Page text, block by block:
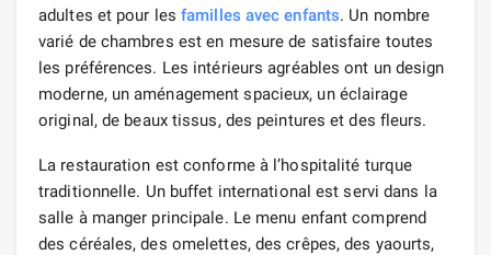
adultes et pour les familles avec enfants. Un nombre
varié de chambres est en mesure de satisfaire toutes
les préférences. Les intérieurs agréables ont un design
moderne, un aménagement spacieux, un éclairage
original, de beaux tissus, des peintures et des fleurs.
La restauration est conforme à l’hospitalité turque
traditionnelle. Un buffet international est servi dans la
salle à manger principale. Le menu enfant comprend
des céréales, des omelettes, des crêpes, des yaourts,